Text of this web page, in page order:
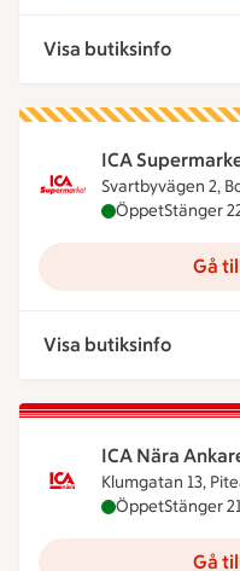
Visa butiksinfo
ICA
Svartbyvägen 2,
ICAÖppetStänger
Gå
Visa butiksinfo
ICA Nära
Klumgatan 13,
ICA Nära
ÖppetStänger
Gå